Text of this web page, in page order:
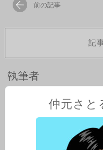
前の記事
記
執筆者
仲元さと